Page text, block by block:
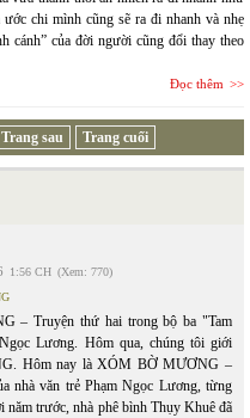
chi mình cũng sẽ ra đi nhanh và nhẹ
cánh” của đời người cũng đổi thay theo
Đọc thêm
Trang sau Trang cuối
1:56 CH (Xem: 770)
– Truyện thứ hai trong bộ ba "Tam
Lương. Hôm qua, chúng tôi giới
Hôm nay là XÓM BỜ MƯƠNG –
nhà văn trẻ Phạm Ngọc Lương, từng
trước, nhà phê bình Thụy Khuê đã